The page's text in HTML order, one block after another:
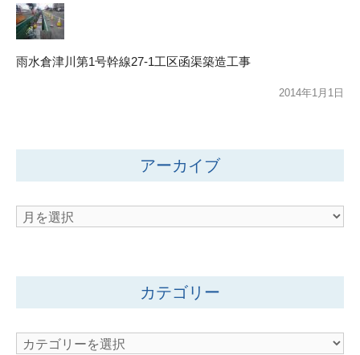
雨水倉津川第1号幹線27-1工区函渠築造工事
2014年1月1日
アーカイブ
ア
イ
カテゴリー
カ